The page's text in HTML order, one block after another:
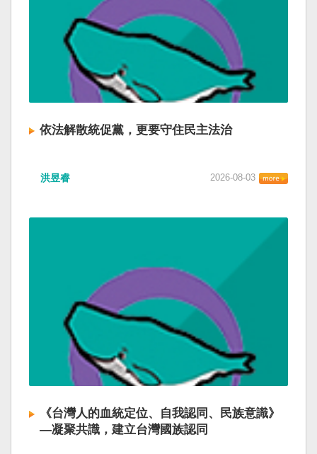
依法解散統促黨，更要守住民主法治
洪昱睿 2026-08-03
《台灣人的血統定位、自我認同、民族意識》
—凝聚共識，建立台灣國族認同